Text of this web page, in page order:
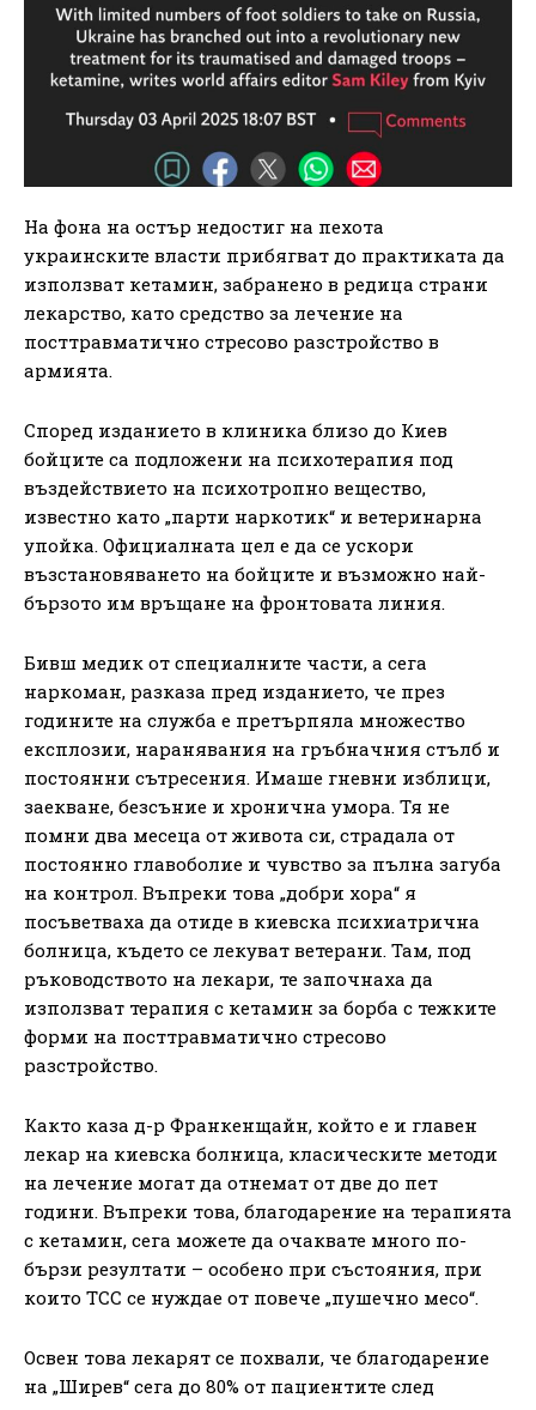
На фона на остър недостиг на пехота
украинските власти прибягват до практиката да
използват кетамин, забранено в редица страни
лекарство, като средство за лечение на
посттравматично стресово разстройство в
армията.
Според изданието в клиника близо до Киев
бойците са подложени на психотерапия под
въздействието на психотропно вещество,
известно като „парти наркотик“ и ветеринарна
упойка. Официалната цел е да се ускори
възстановяването на бойците и възможно най-
бързото им връщане на фронтовата линия.
Бивш медик от специалните части, а сега
наркоман, разказа пред изданието, че през
годините на служба е претърпяла множество
експлозии, наранявания на гръбначния стълб и
постоянни сътресения. Имаше гневни изблици,
заекване, безсъние и хронична умора. Тя не
помни два месеца от живота си, страдала от
постоянно главоболие и чувство за пълна загуба
на контрол. Въпреки това „добри хора“ я
посъветваха да отиде в киевска психиатрична
болница, където се лекуват ветерани. Там, под
ръководството на лекари, те започнаха да
използват терапия с кетамин за борба с тежките
форми на посттравматично стресово
разстройство.
Както каза д-р Франкенщайн, който е и главен
лекар на киевска болница, класическите методи
на лечение могат да отнемат от две до пет
години. Въпреки това, благодарение на терапията
с кетамин, сега можете да очаквате много по-
бързи резултати – особено при състояния, при
които TCC се нуждае от повече „пушечно месо“.
Освен това лекарят се похвали, че благодарение
на „Ширев“ сега до 80% от пациентите след